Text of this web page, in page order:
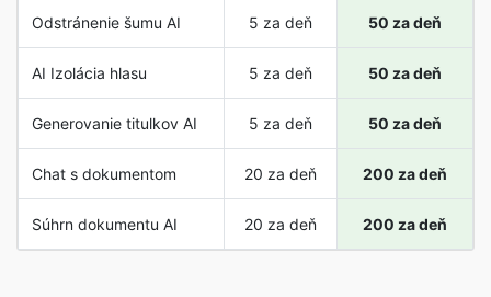
Odstránenie šumu AI 5 za deň 50 za deň
AI Izolácia hlasu 5 za deň 50 za deň
Generovanie titulkov AI 5 za deň 50 za deň
Chat s dokumentom 20 za deň 200 za deň
Súhrn dokumentu AI 20 za deň 200 za deň